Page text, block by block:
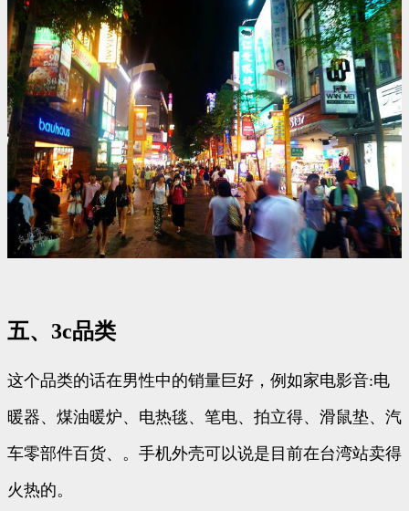
五、3c品类
这个品类的话在男性中的销量巨好，例如家电影音:电
暖器、煤油暖炉、电热毯、笔电、拍立得、滑鼠垫、汽
车零部件百货、。手机外壳可以说是目前在台湾站卖得
火热的。